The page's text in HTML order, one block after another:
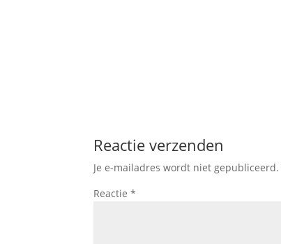
Reactie verzenden
Je e-mailadres wordt niet gepubliceerd.
Reactie*